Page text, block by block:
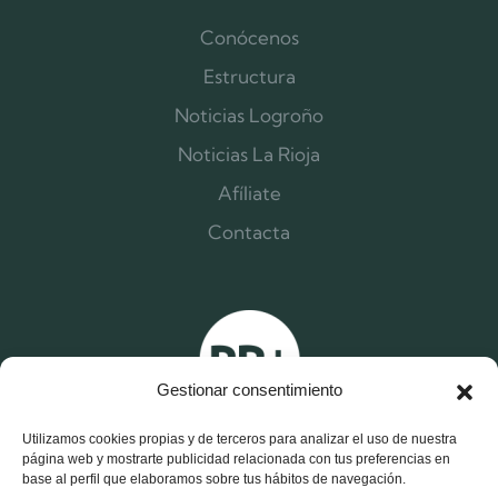
Gestionar consentimiento
Utilizamos cookies propias y de terceros para analizar el uso de nuestra
página web y mostrarte publicidad relacionada con tus preferencias en
base al perfil que elaboramos sobre tus hábitos de navegación.
Conócenos
Estructura
Noticias Logroño
Noticias La Rioja
Afíliate
Contacta